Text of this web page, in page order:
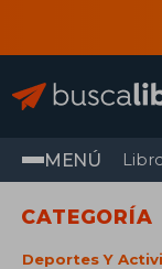
MENÚ
CATEGORÍA
Deportes Y